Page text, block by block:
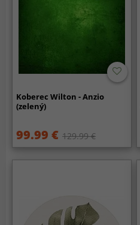
Koberec Wilton - Anzio
(zelený)
99.99 € 129.99 €